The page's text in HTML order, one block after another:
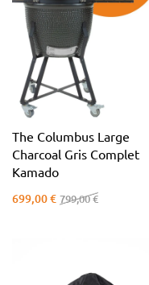
The Columbus Large
Charcoal Gris Complet
Kamado
699,00 € 799,00 €